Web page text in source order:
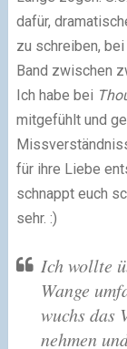
dafür,
zu schreiben,
Band zwischen
Ich habe bei
mitgefühlt und
für ihre Liebe
schnappt euch
sehr. :)
Ich wollte
Wange
wuchs das
nehmen